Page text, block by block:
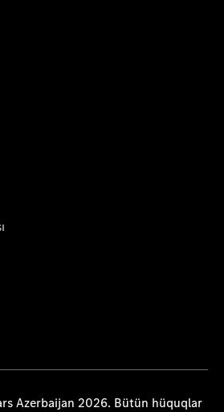
Azerbaijan 2026. Bütün hüquqlar